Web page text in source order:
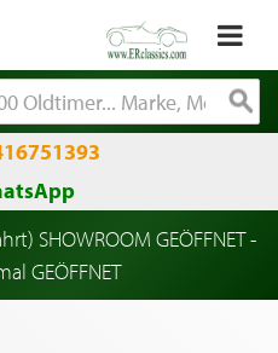
SHOWROOM GEÖFFNET -
GEÖFFNET